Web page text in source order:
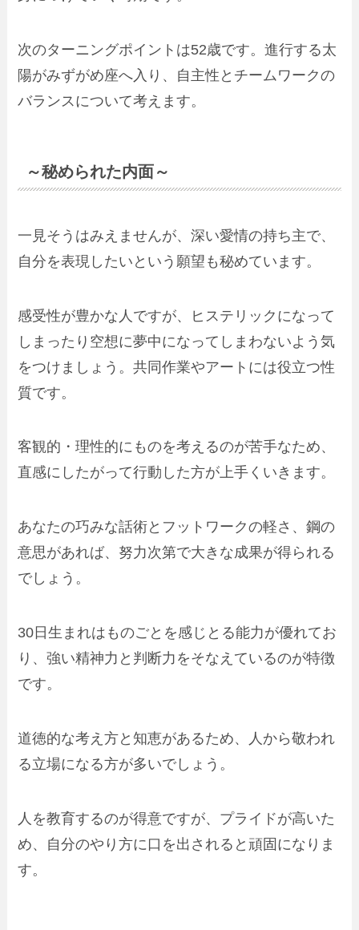
次のターニングポイントは52歳です。進行する太
陽がみずがめ座へ入り、自主性とチームワークの
バランスについて考えます。
～秘められた内面～
一見そうはみえませんが、深い愛情の持ち主で、
自分を表現したいという願望も秘めています。
感受性が豊かな人ですが、ヒステリックになって
しまったり空想に夢中になってしまわないよう気
をつけましょう。共同作業やアートには役立つ性
質です。
客観的・理性的にものを考えるのが苦手なため、
直感にしたがって行動した方が上手くいきます。
あなたの巧みな話術とフットワークの軽さ、鋼の
意思があれば、努力次第で大きな成果が得られる
でしょう。
30日生まれはものごとを感じとる能力が優れてお
り、強い精神力と判断力をそなえているのが特徴
です。
道徳的な考え方と知恵があるため、人から敬われ
る立場になる方が多いでしょう。
人を教育するのが得意ですが、プライドが高いた
め、自分のやり方に口を出されると頑固になりま
す。